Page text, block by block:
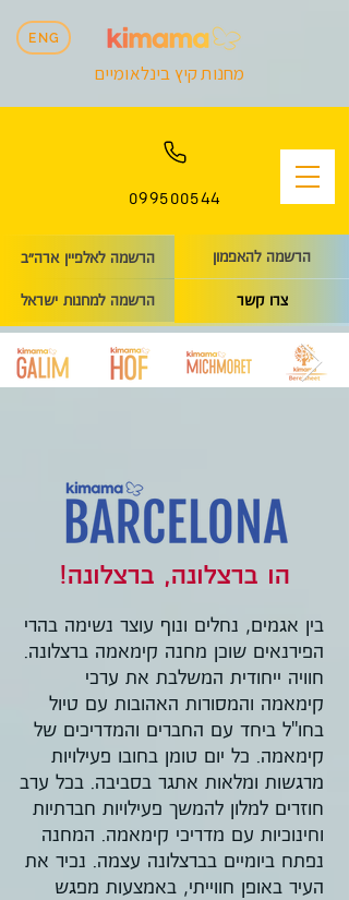
ENG
099500544
הרשמה לאלפיין ארה״ב
הרשמה למחנות ישראל
הרשמה להאפמון
צרו קשר
מחנות קיץ בינלאומיים
הו ברצלונה, ברצלונה!
בין אגמים, נחלים ונוף עוצר נשימה בהרי
הפירנאים שוכן מחנה קימאמה ברצלונה.
חוויה ייחודית המשלבת את ערכי
קימאמה והמסורות האהובות עם טיול
בחו"ל ביחד עם החברים והמדריכים של
קימאמה. כל יום טומן בחובו פעילויות
מרגשות ומלאות אתגר בסביבה. בכל ערב
חוזרים למלון להמשך פעילויות חברתיות
וחינוכיות עם מדריכי קימאמה. המחנה
נפתח ביומיים בברצלונה עצמה. נכיר את
העיר באופן חווייתי, באמצעות מפגש